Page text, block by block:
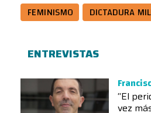
FEMINISMO
DICTADURA
ENTREVISTAS
“El
vez